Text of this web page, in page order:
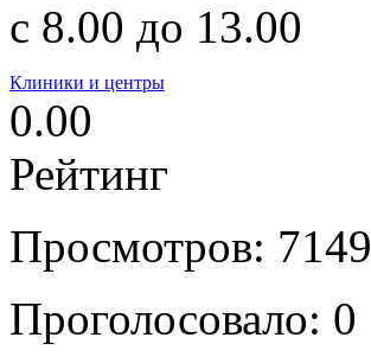
с 8.00 до 13.00
Клиники и центры
0.00
Рейтинг
Просмотров: 7149
Проголосовало: 0